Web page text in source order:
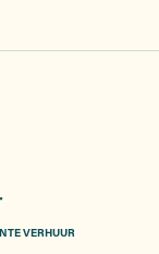
VERHUUR